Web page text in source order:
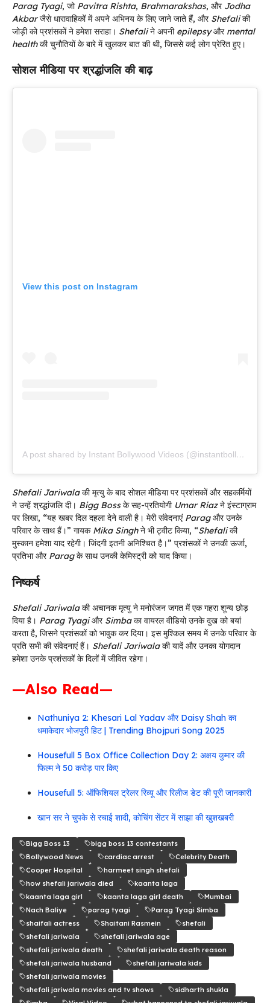
Parag Tyagi, जो Pavitra Rishta, Brahmarakshas, और Jodha
Akbarजैसे धारावाहिकों में अपने अभिनय के लिए जाने जाते हैं, और Shefaliकी
जोड़ी को प्रशंसकों ने हमेशा सराहा। Shefaliने अपनी epilepsyऔर mental
healthकी चुनौतियों के बारे में खुलकर बात की थी, जिससे कई लोग प्रेरित हुए।
सोशल मीडिया पर श्रद्धांजलि की बाढ़
View this post on Instagram
A post shared by Instant Bollywood Videos (@instantbollywoodvideos)
Shefali Jariwalaकी मृत्यु के बाद सोशल मीडिया पर प्रशंसकों और सहकर्मियों
ने उन्हें श्रद्धांजलि दी। Bigg Bossके सह-प्रतियोगी Umar Riazने इंस्टाग्राम
पर लिखा, “यह खबर दिल दहला देने वाली है। मेरी संवेदनाएं Paragऔर उनके
परिवार के साथ हैं।” गायक Mika Singhने भी ट्वीट किया, “Shefaliकी
मुस्कान हमेशा याद रहेगी। जिंदगी इतनी अनिश्चित है।” प्रशंसकों ने उनकी ऊर्जा,
प्रतिभा और Paragके साथ उनकी केमिस्ट्री को याद किया।
निष्कर्ष
Shefali Jariwalaकी अचानक मृत्यु ने मनोरंजन जगत में एक गहरा शून्य छोड़
दिया है। Parag Tyagiऔर Simbaका वायरल वीडियो उनके दुख को बयां
करता है, जिसने प्रशंसकों को भावुक कर दिया। इस मुश्किल समय में उनके परिवार के
प्रति सभी की संवेदनाएं हैं। Shefali Jariwalaकी यादें और उनका योगदान
हमेशा उनके प्रशंसकों के दिलों में जीवित रहेगा।
—Also Read—
Nathuniya 2: Khesari Lal Yadav और Daisy Shah का
धमाकेदार भोजपुरी हिट | Trending Bhojpuri Song 2025
Housefull 5 Box Office Collection Day 2: अक्षय कुमार की
फिल्म ने 50 करोड़ पार किए
Housefull 5: ऑफिशियल ट्रेलर रिव्यू और रिलीज डेट की पूरी जानकारी
खान सर ने चुपके से रचाई शादी, कोचिंग सेंटर में साझा की खुशखबरी
Bigg Boss 13
bigg boss 13 contestants
Bollywood News
cardiac arrest
Celebrity Death
Cooper Hospital
harmeet singh shefali
how shefali jariwala died
kaanta laga
kaanta laga girl
kaanta laga girl death
Mumbai
Nach Baliye
parag tyagi
Parag Tyagi Simba
shaifali actress
Shaitani Rasmein
shefali
shefali jariwala
shefali jariwala age
shefali jariwala death
shefali jariwala death reason
shefali jariwala husband
shefali jariwala kids
shefali jariwala movies
shefali jariwala movies and tv shows
sidharth shukla